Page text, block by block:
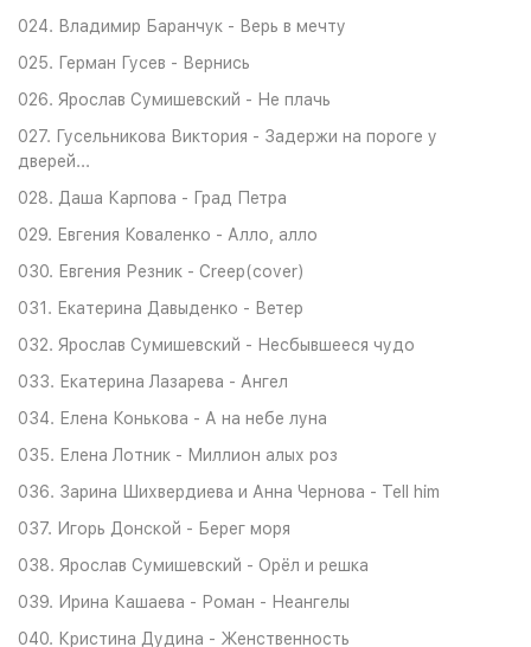
024. Владимир Баранчук - Верь в мечту
025. Герман Гусев - Вернись
026. Ярослав Сумишевский - Не плачь
027. Гусельникова Виктория - Задержи на пороге у
дверей...
028. Даша Карпова - Град Петра
029. Евгения Коваленко - Алло, алло
030. Евгения Резник - Creep(cover)
031. Екатерина Давыденко - Ветер
032. Ярослав Сумишевский - Несбывшееся чудо
033. Екатерина Лазарева - Ангел
034. Елена Конькова - А на небе луна
035. Елена Лотник - Миллион алых роз
036. Зарина Шихвердиева и Анна Чернова - Tell him
037. Игорь Донской - Берег моря
038. Ярослав Сумишевский - Орёл и решка
039. Ирина Кашаева - Роман - Неангелы
040. Кристина Дудина - Женственность